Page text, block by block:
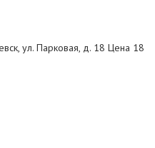
ул. Парковая, д. 18 Цена 18